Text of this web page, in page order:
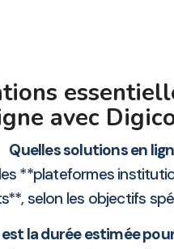
avec
Quelles solutions en
**plateformes
selon les objectifs
la durée estimée